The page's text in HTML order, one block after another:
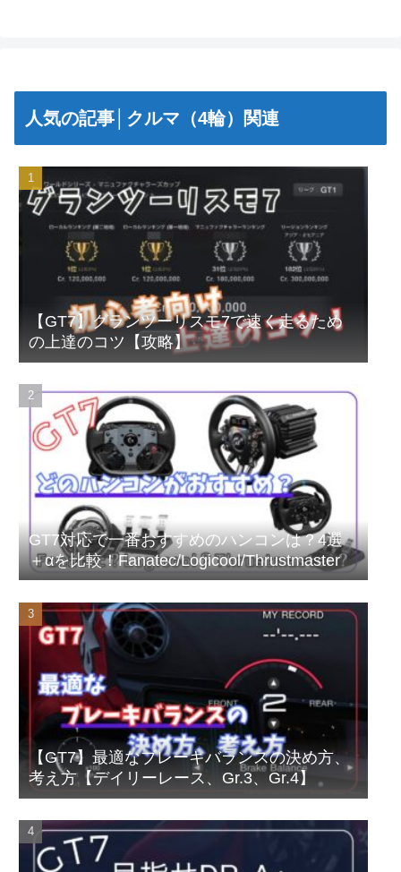
人気の記事│クルマ（4輪）関連
【GT7】グランツーリスモ7で速く走るため
の上達のコツ【攻略】
GT7対応で一番おすすめのハンコンは？4選
＋αを比較！Fanatec/Logicool/Thrustmaster
【GT7】最適なブレーキバランスの決め方、
考え方【デイリーレース、Gr.3、Gr.4】